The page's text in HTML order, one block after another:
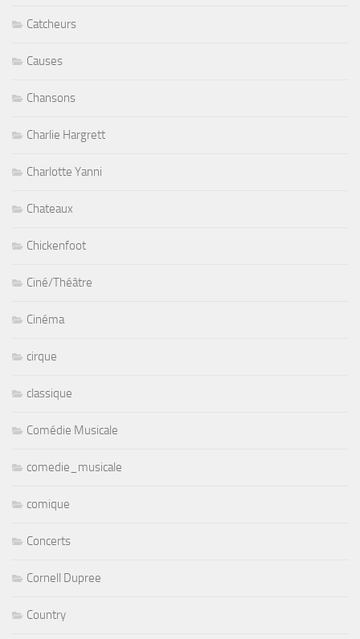
Catcheurs
Causes
Chansons
Charlie Hargrett
Charlotte Yanni
Chateaux
Chickenfoot
Ciné/Théâtre
Cinéma
cirque
classique
Comédie Musicale
comedie_musicale
comique
Concerts
Cornell Dupree
Country